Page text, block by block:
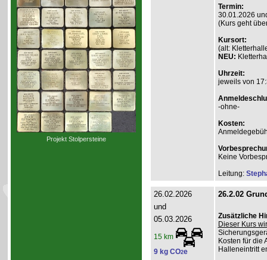
Projekt Stolpersteine
Termin:
30.01.2026
(Kurs geht
Kursort:
(alt:
NEU:
Uhrzeit:
jeweils von
-ohne-
Kosten:
Keine
Leitung:
26.02.2026
und
05.03.2026
15 km
9 kg CO2e
26.2.02
Zusätzliche
Dieser Kurs
Kosten für die
Halleneintritt